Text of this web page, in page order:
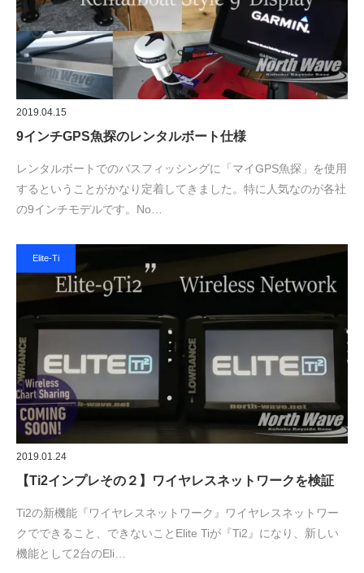
2019.04.15
9インチGPS魚探のレンタルボート仕様
レンタルボートでのバスフィッシングに「マイGPS魚探」を使用
するということがかなり定着してきました。特に人気なのが各社
の9インチモデルです。No…
Elite-Ti
2019.01.24
【Ti2インプレその２】ワイヤレスネットワークを検証
Ti2の新機能『ワイヤレスネットワーク』ワイヤレスネットワー
クでできること、できないことElite Tiが『Ti2』になり、新しい
機能として2台のEli…